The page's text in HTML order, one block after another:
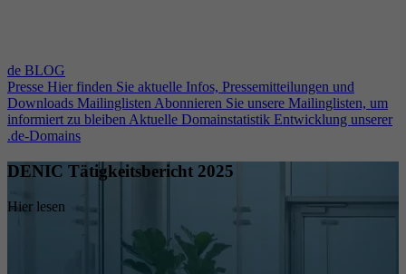
de BLOG
Presse Hier finden Sie aktuelle Infos, Pressemitteilungen und
Downloads Mailinglisten Abonnieren Sie unsere Mailinglisten, um
informiert zu bleiben Aktuelle Domainstatistik Entwicklung unserer
.de-Domains
DENIC Tätigkeitsbericht 2025
Hier lesen